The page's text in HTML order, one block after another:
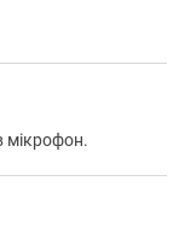
мікрофон.